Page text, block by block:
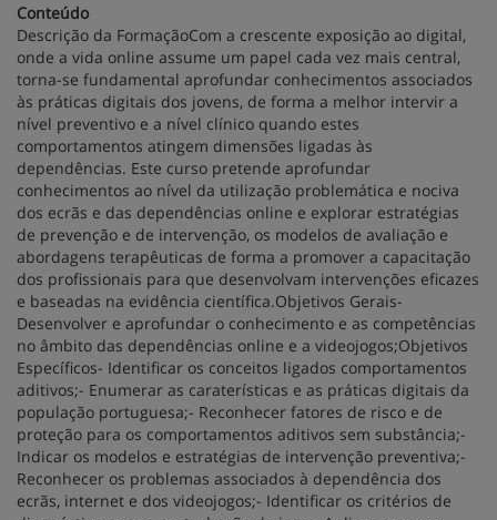
Conteúdo
Descrição da FormaçãoCom a crescente exposição ao digital,
onde a vida online assume um papel cada vez mais central,
torna-se fundamental aprofundar conhecimentos associados
às práticas digitais dos jovens, de forma a melhor intervir a
nível preventivo e a nível clínico quando estes
comportamentos atingem dimensões ligadas às
dependências. Este curso pretende aprofundar
conhecimentos ao nível da utilização problemática e nociva
dos ecrãs e das dependências online e explorar estratégias
de prevenção e de intervenção, os modelos de avaliação e
abordagens terapêuticas de forma a promover a capacitação
dos profissionais para que desenvolvam intervenções eficazes
e baseadas na evidência científica.Objetivos Gerais-
Desenvolver e aprofundar o conhecimento e as competências
no âmbito das dependências online e a videojogos;Objetivos
Específicos- Identificar os conceitos ligados comportamentos
aditivos;- Enumerar as caraterísticas e as práticas digitais da
população portuguesa;- Reconhecer fatores de risco e de
proteção para os comportamentos aditivos sem substância;-
Indicar os modelos e estratégias de intervenção preventiva;-
Reconhecer os problemas associados à dependência dos
ecrãs, internet e dos videojogos;- Identificar os critérios de